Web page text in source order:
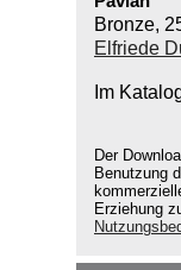
Bronze,
Elfriede
Im
Der
Benutzung
Erziehung